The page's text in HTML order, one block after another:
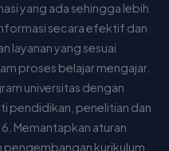
yang ada sehingga lebih
secara efektif dan
layanan yang sesuai
proses belajar mengajar.
universitas dengan
pendidikan, penelitian dan
Memantapkan aturan
pengembangan kurikulum